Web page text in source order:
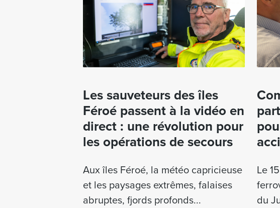
Les sauveteurs des îles
Féroé passent à la vidéo en
direct : une révolution pour
les opérations de secours
Aux îles Féroé, la météo capricieuse
et les paysages extrêmes, falaises
abruptes, fjords profonds...
Le
du